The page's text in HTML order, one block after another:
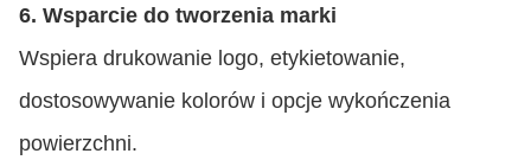
6. Wsparcie do tworzenia marki
Wspiera drukowanie logo, etykietowanie,
dostosowywanie kolorów i opcje wykończenia
powierzchni.